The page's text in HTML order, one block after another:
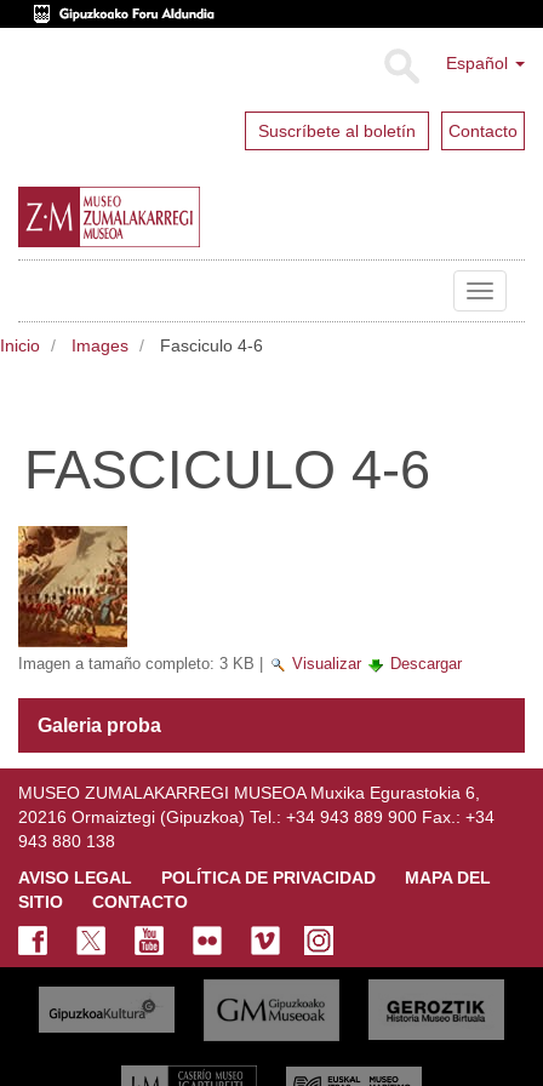
Español
Suscríbete al boletín Contacto
Toggle
Inicio Images Fasciculo 4-6
FASCICULO 4-6
Imagen a tamaño completo: 3 KB Visualizar Descargar
Galeria proba
MUSEO ZUMALAKARREGI MUSEOA Muxika Egurastokia 6,
20216 Ormaiztegi (Gipuzkoa) Tel.: +34 943 889 900 Fax.: +34
943 880 138
AVISO LEGAL
POLÍTICA DE PRIVACIDAD
MAPA DEL
SITIO
CONTACTO